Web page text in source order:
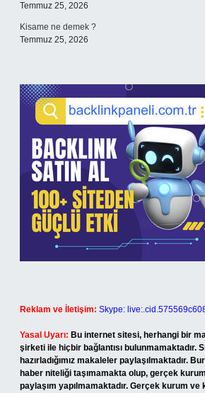
Temmuz 25, 2026
Kisame ne demek ?
Temmuz 25, 2026
Reklam ve İletişim: Skype:
Yasal Uyarı: Bu internet sitesi, herhangi bir
şirketi ile hiçbir bağlantısı bulunmamaktadır.
hazırladığımız makaleler paylaşılmaktadır.
haber niteliği taşımamakta olup, gerçek
paylaşım yapılmamaktadır. Gerçek kurum ve